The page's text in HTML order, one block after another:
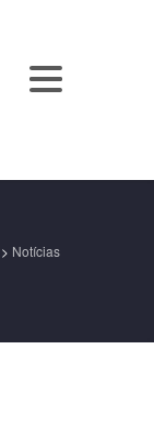
> Notícias